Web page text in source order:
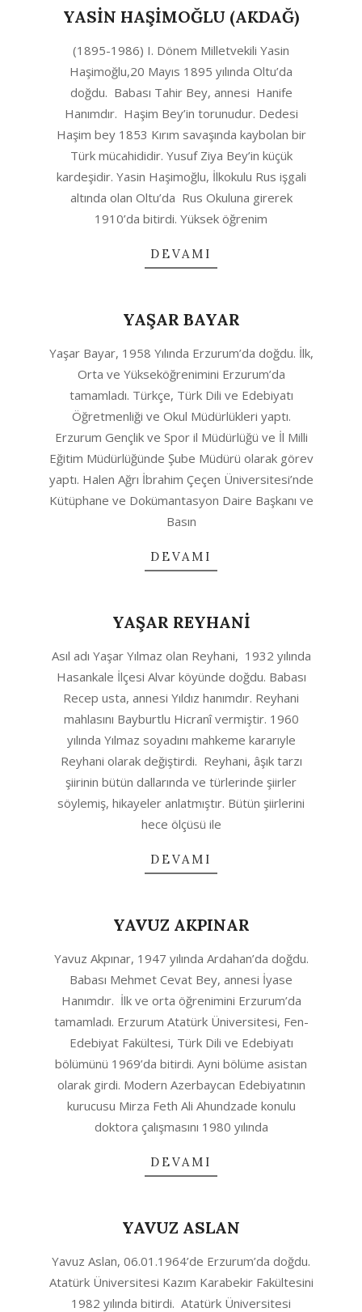
YASİN HAŞİMOĞLU (AKDAĞ)
(1895-1986) I. Dönem Milletvekili Yasin
Haşimoğlu,20 Mayıs 1895 yılında Oltu’da
doğdu. Babası Tahir Bey, annesi Hanife
Hanımdır. Haşim Bey’in torunudur. Dedesi
Haşim bey 1853 Kırım savaşında kaybolan bir
Türk mücahididir. Yusuf Ziya Bey’in küçük
kardeşidir. Yasin Haşimoğlu, İlkokulu Rus işgali
altında olan Oltu’da Rus Okuluna girerek
1910’da bitirdi. Yüksek öğrenim
DEVAMI
YAŞAR BAYAR
04-
Yaşar Bayar, 1958 Yılında Erzurum’da doğdu. İlk,
Orta ve Yükseköğrenimini Erzurum’da
tamamladı. Türkçe, Türk Dili ve Edebiyatı
Öğretmenliği ve Okul Müdürlükleri yaptı.
Erzurum Gençlik ve Spor il Müdürlüğü ve İl Milli
Eğitim Müdürlüğünde Şube Müdürü olarak görev
yaptı. Halen Ağrı İbrahim Çeçen Üniversitesi’nde
Kütüphane ve Dokümantasyon Daire Başkanı ve
Basın
DEVAMI
YAŞAR REYHANİ
04-
23
Asıl adı Yaşar Yılmaz olan Reyhani, 1932 yılında
Hasankale İlçesi Alvar köyünde doğdu. Babası
Recep usta, annesi Yıldız hanımdır. Reyhani
mahlasını Bayburtlu Hicranî vermiştir. 1960
yılında Yılmaz soyadını mahkeme kararıyle
Reyhani olarak değiştirdi. Reyhani, âşık tarzı
şiirinin bütün dallarında ve türlerinde şiirler
söylemiş, hikayeler anlatmıştır. Bütün şiirlerini
hece ölçüsü ile
DEVAMI
YAVUZ AKPINAR
04-
Yavuz Akpınar, 1947 yılında Ardahan’da doğdu.
Babası Mehmet Cevat Bey, annesi İyase
Hanımdır. İlk ve orta öğrenimini Erzurum’da
tamamladı. Erzurum Atatürk Üniversitesi, Fen-
Edebiyat Fakültesi, Türk Dili ve Edebiyatı
bölümünü 1969’da bitirdi. Ayni bölüme asistan
olarak girdi. Modern Azerbaycan Edebiyatının
kurucusu Mirza Feth Ali Ahundzade konulu
doktora çalışmasını 1980 yılında
DEVAMI
YAVUZ ASLAN
04-
23
Yavuz Aslan, 06.01.1964’de Erzurum’da doğdu.
Atatürk Üniversitesi Kazım Karabekir Fakültesini
1982 yılında bitirdi. Atatürk Üniversitesi